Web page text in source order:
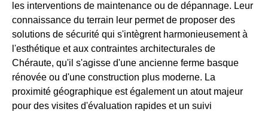
les interventions de maintenance ou de dépannage. Leur
connaissance du terrain leur permet de proposer des
solutions de sécurité qui s'intègrent harmonieusement à
l'esthétique et aux contraintes architecturales de
Chéraute, qu'il s'agisse d'une ancienne ferme basque
rénovée ou d'une construction plus moderne. La
proximité géographique est également un atout majeur
pour des visites d'évaluation rapides et un suivi